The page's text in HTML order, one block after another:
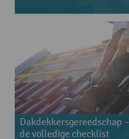
Dakdekkersgereedschap –
de volledige checklist